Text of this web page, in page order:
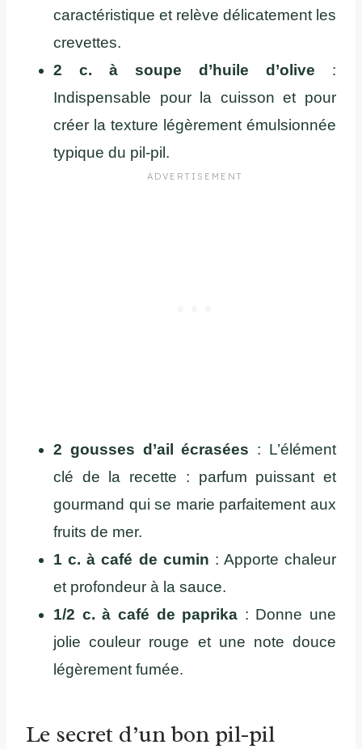
caractéristique et relève délicatement les
crevettes.
2 c. à soupe d’huile d’olive :
Indispensable pour la cuisson et pour
créer la texture légèrement émulsionnée
typique du pil-pil.
2 gousses d’ail écrasées : L’élément
clé de la recette : parfum puissant et
gourmand qui se marie parfaitement aux
fruits de mer.
1 c. à café de cumin : Apporte chaleur
et profondeur à la sauce.
1/2 c. à café de paprika : Donne une
jolie couleur rouge et une note douce
légèrement fumée.
Le secret d’un bon pil-pil